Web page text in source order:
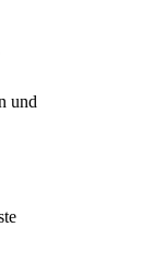
und